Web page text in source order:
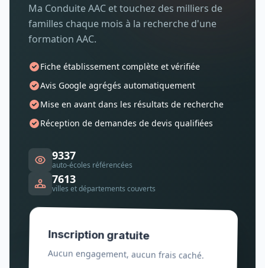
Ma Conduite AAC et touchez des milliers de
familles chaque mois à la recherche d'une
formation AAC.
Fiche établissement complète et vérifiée
Avis Google agrégés automatiquement
Mise en avant dans les résultats de recherche
Réception de demandes de devis qualifiées
9337
auto-écoles référencées
7613
villes et départements couverts
Inscription gratuite
Aucun engagement, aucun frais caché.